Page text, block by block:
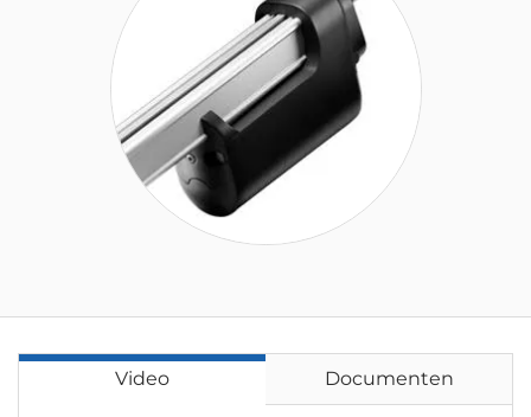
Video Documenten